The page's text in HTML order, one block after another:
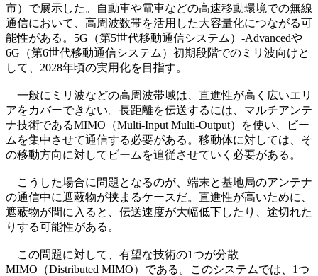
市）で展示した。自動車や電車などの高速移動環境での無線
通信において、高周波数帯を活用した大容量化につながる可
能性がある。5G（第5世代移動通信システム）-Advancedや
6G（第6世代移動通信システム）初期段階でのミリ波向けと
して、2028年頃の実用化を目指す。
一般にミリ波などの高周波帯域は、直進性が高く広いエリ
アをカバーできない。長距離を伝送するには、マルチアンテ
ナ技術であるMIMO（Multi-Input Multi-Output）を使い、ビー
ムを集中させて通信する必要がある。移動体に対しては、そ
の移動方向に対してビームを追従させていく必要がある。
こうした場合に問題となるのが、端末と基地局のアンテナ
の通信中に遮蔽物が挟まるケースだ。直進性が高いために、
遮蔽物が間に入ると、伝送速度が大幅低下したり、途切れた
りする可能性がある。
この問題に対して、有望な技術の1つが分散
MIMO（Distributed MIMO）である。このシステムでは、1つ